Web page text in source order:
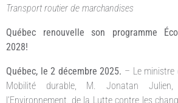
Transport routier de marchandises
Québec renouvelle son programme
2028!
Québec, le 2 décembre 2025. – Le
Mobilité durable, M. Jonatan
l’Environnement, de la Lutte contre les